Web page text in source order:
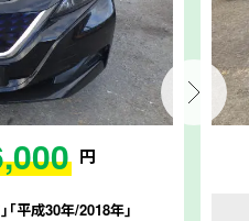
円
｢平成30年/2018年｣